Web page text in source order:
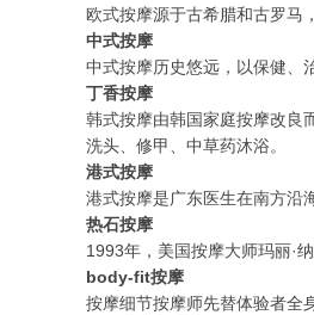
欧式按摩源于古希腊和古罗马
中式按摩
中式按摩历史悠远，以保健、
丁香按摩
韩式按摩由韩国家庭按摩改良
洗头、修甲、中草药沐浴。
港式按摩
港式按摩是广东医生在南方沿
热石按摩
1993年，美国按摩大师玛丽·
body-fit按摩
按摩细节按摩师先替体验者全